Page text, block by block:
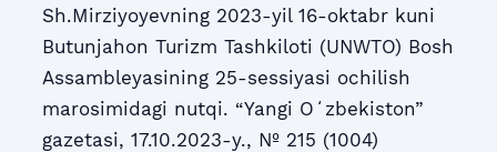
Sh.Mirziyoyevning 2023-yil 16-oktabr kuni
Butunjahon Turizm Tashkiloti (UNWTO) Bosh
Assambleyasining 25-sessiyasi ochilish
marosimidagi nutqi. “Yangi Oʻzbekiston”
gazetasi, 17.10.2023-y., № 215 (1004)